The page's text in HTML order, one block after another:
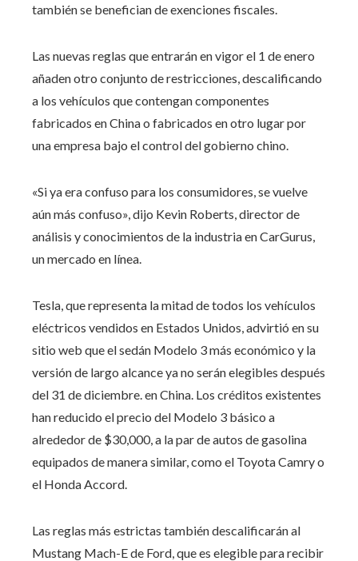
también se benefician de exenciones fiscales.
Las nuevas reglas que entrarán en vigor el 1 de enero
añaden otro conjunto de restricciones, descalificando
a los vehículos que contengan componentes
fabricados en China o fabricados en otro lugar por
una empresa bajo el control del gobierno chino.
«Si ya era confuso para los consumidores, se vuelve
aún más confuso», dijo Kevin Roberts, director de
análisis y conocimientos de la industria en CarGurus,
un mercado en línea.
Tesla, que representa la mitad de todos los vehículos
eléctricos vendidos en Estados Unidos, advirtió en su
sitio web que el sedán Modelo 3 más económico y la
versión de largo alcance ya no serán elegibles después
del 31 de diciembre. en China. Los créditos existentes
han reducido el precio del Modelo 3 básico a
alrededor de $30,000, a la par de autos de gasolina
equipados de manera similar, como el Toyota Camry o
el Honda Accord.
Las reglas más estrictas también descalificarán al
Mustang Mach-E de Ford, que es elegible para recibir